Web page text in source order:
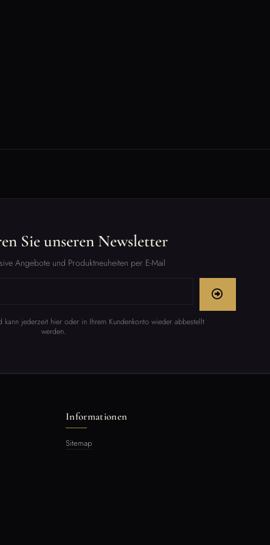
Sie unseren Newsletter
Angebote und Produktneuheiten per E-Mail
kann jederzeit hier oder in Ihrem Kundenkonto wieder abbestellt
werden.
Informationen
Sitemap